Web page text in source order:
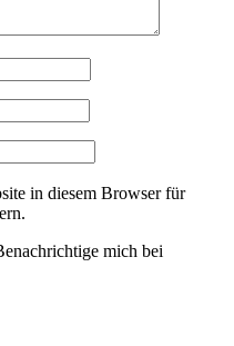
in diesem Browser für
mich bei